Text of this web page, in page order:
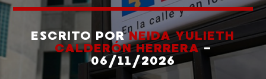
CANCIÓN ACTUAL
TÍTULO
ESCRITO PORNEIDA YULIETH
CALDERÓN HERRERA-
06/11/2026